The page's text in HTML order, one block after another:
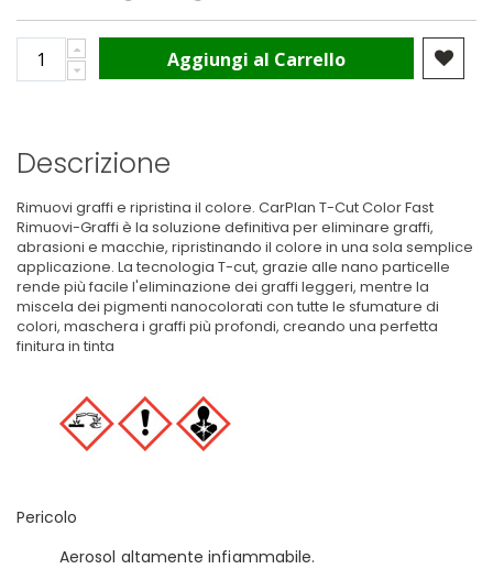
Aggiungi al Carrello
Descrizione
Rimuovi graffi e ripristina il colore. CarPlan T-Cut Color Fast
Rimuovi-Graffi è la soluzione definitiva per eliminare graffi,
abrasioni e macchie, ripristinando il colore in una sola semplice
applicazione. La tecnologia T-cut, grazie alle nano particelle
rende più facile l'eliminazione dei graffi leggeri, mentre la
miscela dei pigmenti nanocolorati con tutte le sfumature di
colori, maschera i graffi più profondi, creando una perfetta
finitura in tinta
Pericolo
Aerosol altamente infiammabile.